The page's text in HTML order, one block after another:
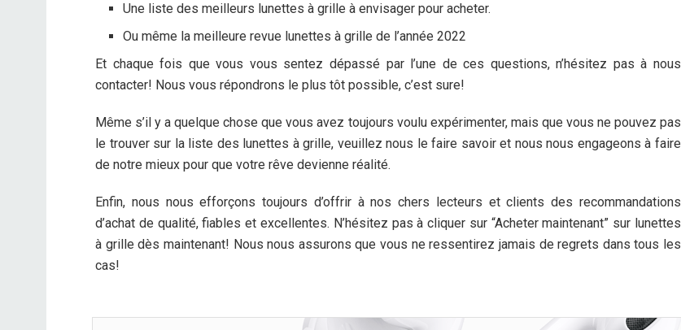
Une liste des meilleurs lunettes à grille à envisager pour acheter.
Ou même la meilleure revue lunettes à grille de l’année 2022
Et chaque fois que vous vous sentez dépassé par l’une de ces questions, n’hésitez pas à nous
contacter! Nous vous répondrons le plus tôt possible, c’est sure!
Même s’il y a quelque chose que vous avez toujours voulu expérimenter, mais que vous ne pouvez pas
le trouver sur la liste des lunettes à grille, veuillez nous le faire savoir et nous nous engageons à faire
de notre mieux pour que votre rêve devienne réalité.
Enfin, nous nous efforçons toujours d’offrir à nos chers lecteurs et clients des recommandations
d’achat de qualité, fiables et excellentes. N’hésitez pas à cliquer sur “Acheter maintenant” sur lunettes
à grille dès maintenant! Nous nous assurons que vous ne ressentirez jamais de regrets dans tous les
cas!